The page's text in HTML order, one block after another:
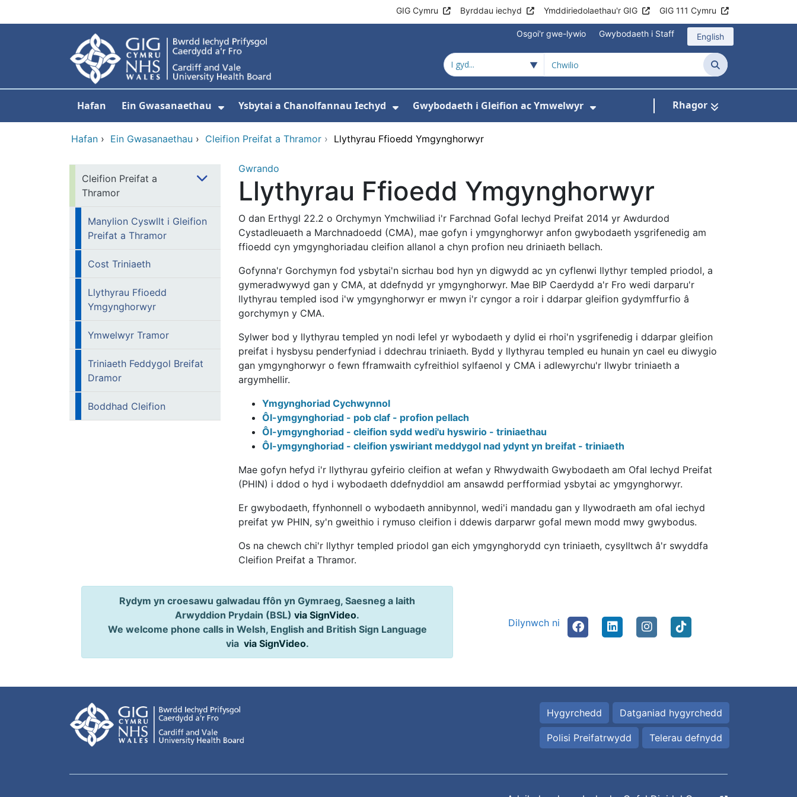
GIG Cymru Byrddau iechyd Ymddiriedolaethau'r GIG GIG 111 Cymru
Osgoi'r gwe-lywio Gwybodaeth i Staff English
Chwilio
Hafan Ein Gwasanaethau Ysbytai a Chanolfannau Iechyd Gwybodaeth i Gleifion ac Ymwelwyr Rhagor
Hafan › Ein Gwasanaethau › Cleifion Preifat a Thramor › Llythyrau Ffioedd Ymgynghorwyr
Cleifion Preifat a
Thramor
Manylion Cyswllt i Gleifion
Preifat a Thramor
Cost Triniaeth
Llythyrau Ffioedd
Ymgynghorwyr
Ymwelwyr Tramor
Triniaeth Feddygol Breifat
Dramor
Boddhad Cleifion
Gwrando
Llythyrau Ffioedd Ymgynghorwyr
O dan Erthygl 22.2 o Orchymyn Ymchwiliad i'r Farchnad Gofal Iechyd Preifat 2014 yr Awdurdod
Cystadleuaeth a Marchnadoedd (CMA), mae gofyn i ymgynghorwyr anfon gwybodaeth ysgrifenedig am
ffioedd cyn ymgynghoriadau cleifion allanol a chyn profion neu driniaeth bellach.
Gofynna'r Gorchymyn fod ysbytai'n sicrhau bod hyn yn digwydd ac yn cyflenwi llythyr templed priodol, a
gymeradwywyd gan y CMA, at ddefnydd yr ymgynghorwyr. Mae BIP Caerdydd a'r Fro wedi darparu'r
llythyrau templed isod i'w ymgynghorwyr er mwyn i'r cyngor a roir i ddarpar gleifion gydymffurfio â
gorchymyn y CMA.
Sylwer bod y llythyrau templed yn nodi lefel yr wybodaeth y dylid ei rhoi'n ysgrifenedig i ddarpar gleifion
preifat i hysbysu penderfyniad i ddechrau triniaeth. Bydd y llythyrau templed eu hunain yn cael eu diwygio
gan ymgynghorwyr o fewn fframwaith cyfreithiol sylfaenol y CMA i adlewyrchu'r llwybr triniaeth a
argymhellir.
Ymgynghoriad Cychwynnol
Ôl-ymgynghoriad - pob claf - profion pellach
Ôl-ymgynghoriad - cleifion sydd wedi'u hyswirio - triniaethau
Ôl-ymgynghoriad - cleifion yswiriant meddygol nad ydynt yn breifat - triniaeth
Mae gofyn hefyd i'r llythyrau gyfeirio cleifion at wefan y Rhwydwaith Gwybodaeth am Ofal Iechyd Preifat
(PHIN) i ddod o hyd i wybodaeth ddefnyddiol am ansawdd perfformiad ysbytai ac ymgynghorwyr.
Er gwybodaeth, ffynhonnell o wybodaeth annibynnol, wedi'i mandadu gan y llywodraeth am ofal iechyd
preifat yw PHIN, sy'n gweithio i rymuso cleifion i ddewis darparwr gofal mewn modd mwy gwybodus.
Os na chewch chi'r llythyr templed priodol gan eich ymgynghorydd cyn triniaeth, cysylltwch â'r swyddfa
Cleifion Preifat a Thramor.
Rydym yn croesawu galwadau ffôn yn Gymraeg, Saesneg a Iaith
Arwyddion Prydain (BSL)via SignVideo.
We welcome phone calls in Welsh, English and British Sign Language
via via SignVideo.
Dilynwch ni
Hygyrchedd Datganiad hygyrchedd
Polisi Preifatrwydd Telerau defnydd